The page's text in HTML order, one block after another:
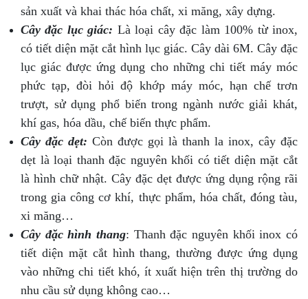
sản xuất và khai thác hóa chất, xi măng, xây dựng.
Cây đặc lục giác: Là loại cây đặc làm 100% từ inox,
có tiết diện mặt cắt hình lục giác. Cây dài 6M. Cây đặc
lục giác được ứng dụng cho những chi tiết máy móc
phức tạp, đòi hỏi độ khớp máy móc, hạn chế trơn
trượt, sử dụng phổ biến trong ngành nước giải khát,
khí gas, hóa dầu, chế biến thực phẩm.
Cây đặc dẹt: Còn được gọi là thanh la inox, cây đặc
dẹt là loại thanh đặc nguyên khối có tiết diện mặt cắt
là hình chữ nhật. Cây đặc dẹt được ứng dụng rộng rãi
trong gia công cơ khí, thực phẩm, hóa chất, đóng tàu,
xi măng…
Cây đặc hình thang: Thanh đặc nguyên khối inox có
tiết diện mặt cắt hình thang, thường được ứng dụng
vào những chi tiết khó, ít xuất hiện trên thị trường do
nhu cầu sử dụng không cao…